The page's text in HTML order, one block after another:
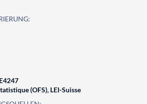
(OFS), LEI-Suisse